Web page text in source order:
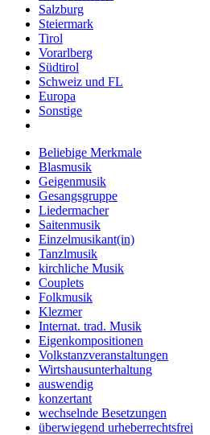
Salzburg
Steiermark
Tirol
Vorarlberg
Südtirol
Schweiz und FL
Europa
Sonstige
Beliebige Merkmale
Blasmusik
Geigenmusik
Gesangsgruppe
Liedermacher
Saitenmusik
Einzelmusikant(in)
Tanzlmusik
kirchliche Musik
Couplets
Folkmusik
Klezmer
Internat. trad. Musik
Eigenkompositionen
Volkstanzveranstaltungen
Wirtshausunterhaltung
auswendig
konzertant
wechselnde Besetzungen
überwiegend urheberrechtsfrei